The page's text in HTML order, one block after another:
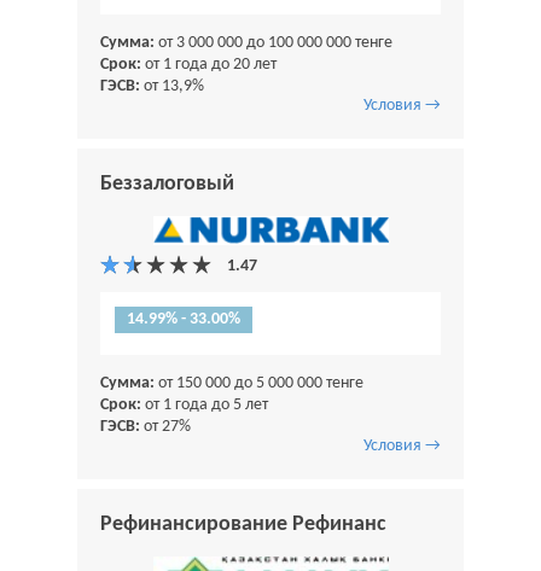
Сумма: от 3 000 000 до 100 000 000 тенге
Срок: от 1 года до 20 лет
ГЭСВ: от 13,9%
Условия →
Беззалоговый
14.99% - 33.00%
Сумма: от 150 000 до 5 000 000 тенге
Срок: от 1 года до 5 лет
ГЭСВ: от 27%
Условия →
Рефинансирование Рефинанс